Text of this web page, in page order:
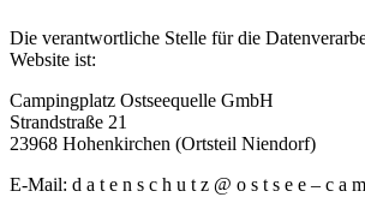
Die verantwortliche Stelle für die
Website ist:
Campingplatz Ostseequelle GmbH
Strandstraße 21
23968 Hohenkirchen (Ortsteil Niendorf)
E-Mail: d a t e n s c h u t z @ o s t s e e – c a